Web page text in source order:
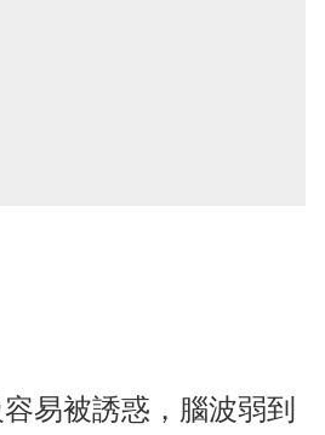
易被誘惑，腦波弱到